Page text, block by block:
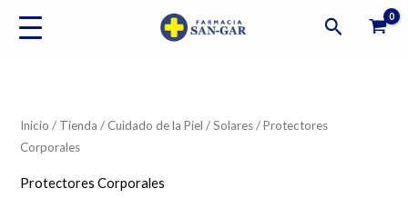
Buscar
Inicio / Tienda / Cuidado de la Piel /Solares/ Protectores
Corporales
Protectores Corporales